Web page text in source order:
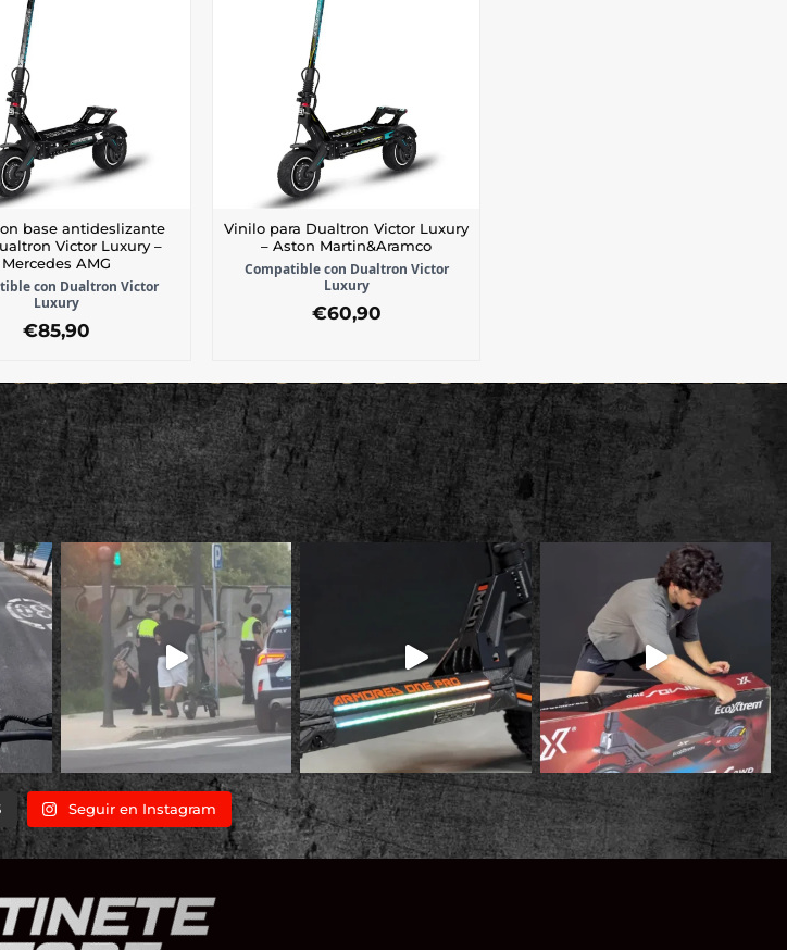
base antideslizante
Victor Luxury –
Mercedes AMG
con Dualtron Victor
Luxury
€85,90
Vinilo para Dualtron Victor Luxury
– Aston Martin&Aramco
Compatible con Dualtron Victor
Luxury
€60,90
Seguir en Instagram